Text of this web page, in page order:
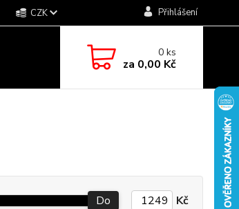
CZK Přihlášení
0ks
za 0,00 Kč
Do Kč